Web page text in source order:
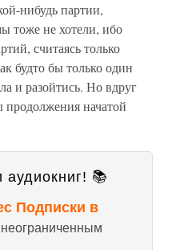
нибудь партии,
тоже не хотели, ибо
считаясь только
будто бы только один
и разойтись. Но вдруг
начатой
аудиокниг! 📚
Подписки в